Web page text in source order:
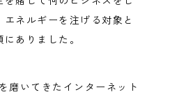
ネルギーを注げる対象と
ありました。
磨いてきたインターネット